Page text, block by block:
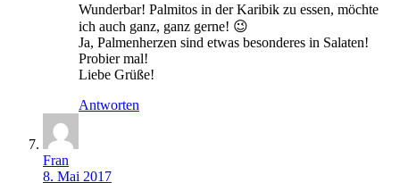
Wunderbar! Palmitos in der Karibik zu essen, möchte
ich auch ganz, ganz gerne! 😉
Ja, Palmenherzen sind etwas besonderes in Salaten!
Probier mal!
Liebe Grüße!
Antworten
Fran
8. Mai 2017